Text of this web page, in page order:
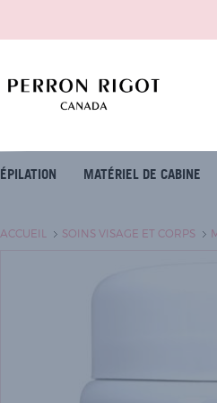
ÉPILATION MATÉRIEL DE CABINE
ACCUEIL SOINS VISAGE ET CORPS